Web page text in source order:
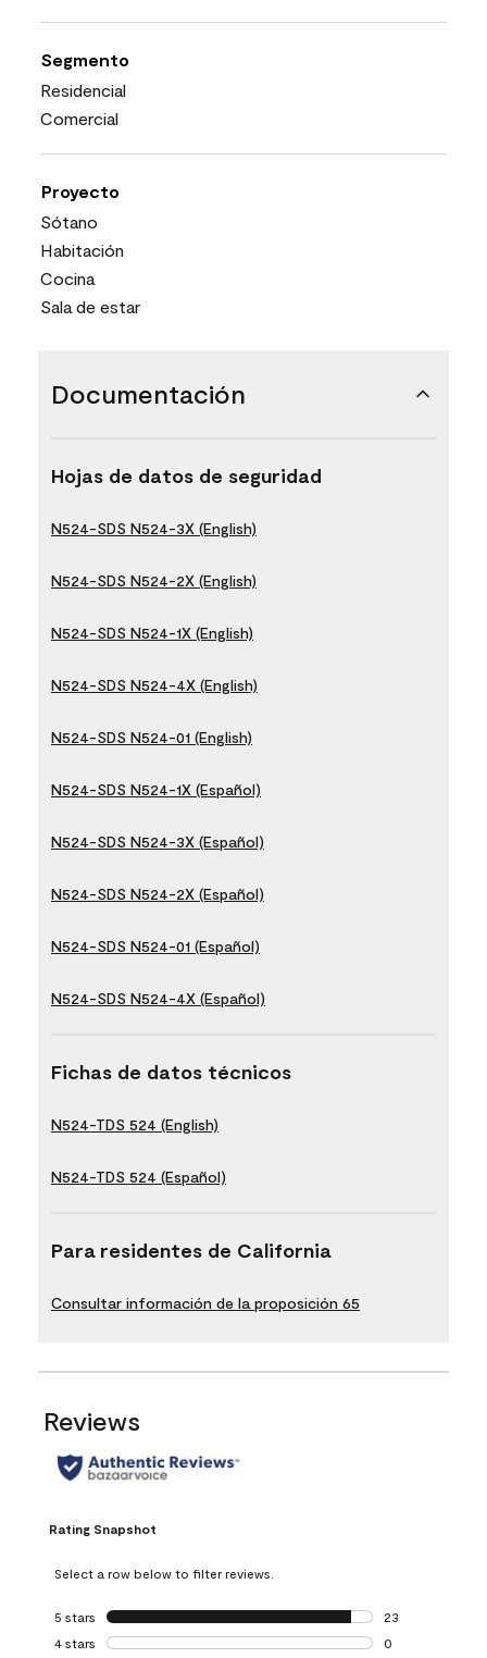
Segmento
Residencial
Comercial
Proyecto
Sótano
Habitación
Cocina
Sala de estar
Documentación
Hojas de datos de seguridad
N524-SDS N524-3X (English)
N524-SDS N524-2X (English)
N524-SDS N524-1X (English)
N524-SDS N524-4X (English)
N524-SDS N524-01 (English)
N524-SDS N524-1X (Español)
N524-SDS N524-3X (Español)
N524-SDS N524-2X (Español)
N524-SDS N524-01 (Español)
N524-SDS N524-4X (Español)
Fichas de datos técnicos
N524-TDS 524 (English)
N524-TDS 524 (Español)
Para residentes de California
Consultar información de la proposición 65
Reviews
Rating Snapshot
Select a row below to filter reviews.
5 stars stars
23
23 reviews with
4 stars stars
0